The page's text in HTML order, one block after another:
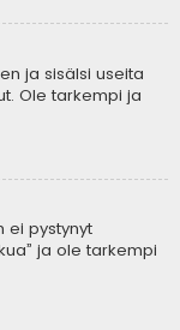
ja sisälsi useita
Ole tarkempi ja
ei pystynyt
ja ole tarkempi